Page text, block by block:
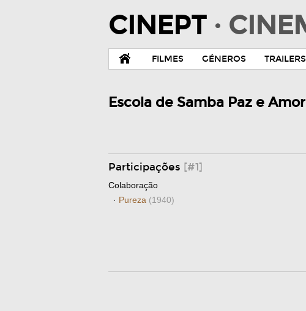
CINEPT ·
FILMES GÉNEROS
Escola de Samba Paz e Amor
Participações [#1]
Colaboração
· Pureza (1940)